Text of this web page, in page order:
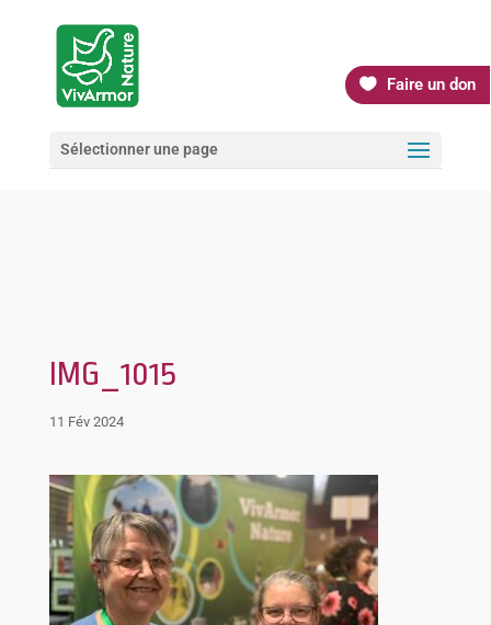
Faire un don
Sélectionner une page
IMG_1015
11 Fév 2024